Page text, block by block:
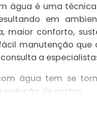
água é uma
em
maior conforto,
manutenção
a
água tem se
de custos.
da água para